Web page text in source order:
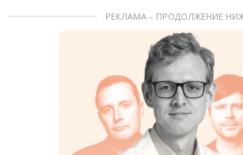
РЕКЛАМА – ПРОДОЛЖЕНИЕ